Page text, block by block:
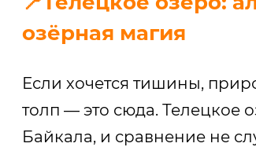
озёрная магия
Если хочется тишины,
толп — это сюда. Телецкое
Байкала, и сравнение не